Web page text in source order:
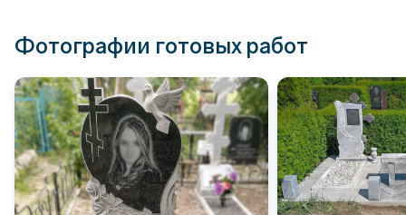
Фотографии готовых работ